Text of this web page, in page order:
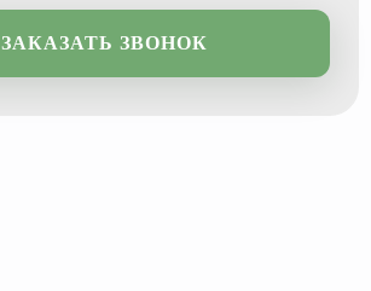
ЗАКАЗАТЬ ЗВОНОК